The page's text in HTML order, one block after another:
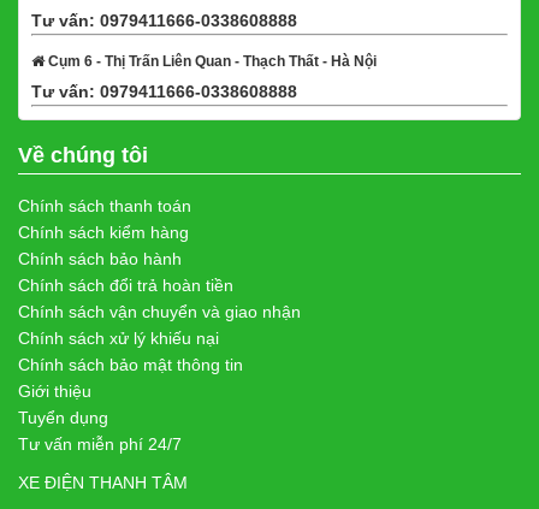
Tư vấn: 0979411666-0338608888
Cụm 6 - Thị Trấn Liên Quan - Thạch Thất - Hà Nội
Tư vấn: 0979411666-0338608888
Về chúng tôi
Chính sách thanh toán
Chính sách kiểm hàng
Chính sách bảo hành
Chính sách đổi trả hoàn tiền
Chính sách vận chuyển và giao nhận
Chính sách xử lý khiếu nại
Chính sách bảo mật thông tin
Giới thiệu
Tuyển dụng
Tư vấn miễn phí 24/7
XE ĐIỆN THANH TÂM